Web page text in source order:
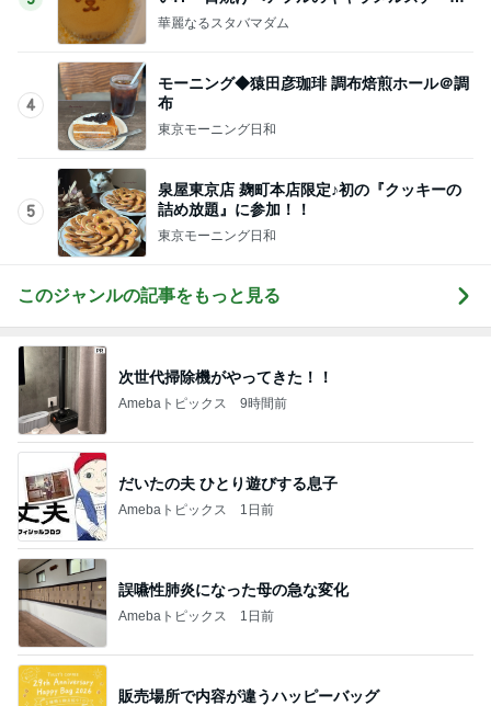
ケーキ」を実食
華麗なるスタバマダム
4
モーニング◆猿田彦珈琲 調布焙煎ホール＠調
布
東京モーニング日和
5
泉屋東京店 麹町本店限定♪初の『クッキーの
詰め放題』に参加！！
東京モーニング日和
このジャンルの記事をもっと見る
次世代掃除機がやってきた！！
Amebaトピックス 9時間前
だいたの夫 ひとり遊びする息子
Amebaトピックス 1日前
誤嚥性肺炎になった母の急な変化
Amebaトピックス 1日前
販売場所で内容が違うハッピーバッグ